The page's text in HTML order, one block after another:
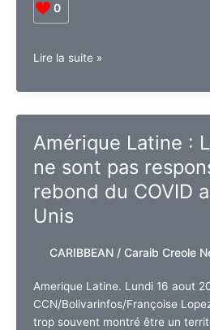
0
Guadeloupe.
devons-
projeter
au
delà
de
cette
sanitaire
Lire la suite »
Amérique Latine :
ne sont pas
rebond du COVID
Unis
CARIBBEAN/ Caraib Creole
Amerique Latine. Lundi 16 aout
CCN/Bolivarinfos/Françoise
trop souvent montré être un